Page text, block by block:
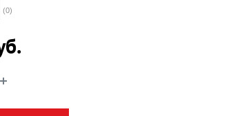
(0)